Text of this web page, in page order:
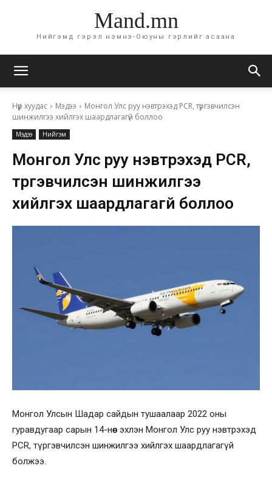
Mand.mn
Нийгэмд гэрэл нэмнэ-Оюуны гэрлийг асаана
Нүүр хуудас Мэдээ
Монгол Улс руу нэвтрэхэд PCR, түргэвчилсэн
шинжилгээ хийлгэх шаардлагагүй боллоо
Мэдээ Нийгэм
Монгол Улс руу нэвтрэхэд PCR,
түргэвчилсэн шинжилгээ
хийлгэх шаардлагагүй боллоо
Монгол Улсын Шадар сайдын тушаалаар 2022 оны
гуравдугаар сарын 14-нөөс эхлэн Монгол Улс руу нэвтрэхэд
PCR, түргэвчилсэн шинжилгээ хийлгэх шаардлагагүй
болжээ.